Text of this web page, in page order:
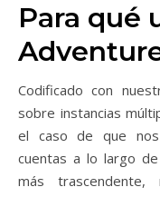
Para qué
Codificado con
sobre instancias
el caso de que nos
cuentas a lo largo
más